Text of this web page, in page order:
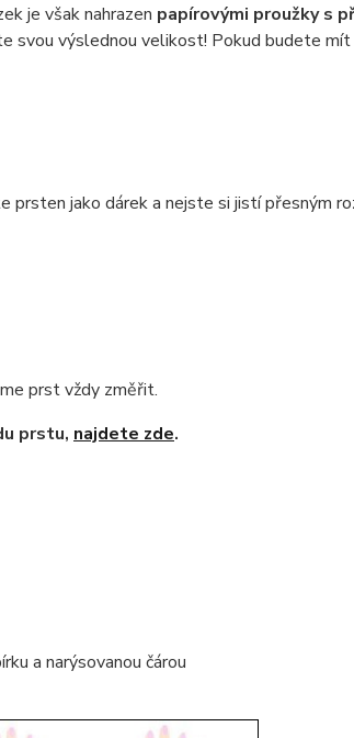
je však nahrazen papírovými proužky s
svou výslednou velikost! Pokud budete
jako dárek a nejste si jistí přesným
prst vždy změřit.
prstu, najdete zde.
a narýsovanou čárou